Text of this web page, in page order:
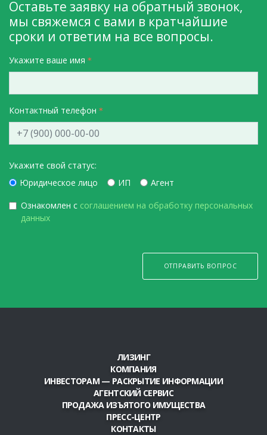
Оставьте заявку на обратный звонок,
мы свяжемся с вами в кратчайшие
сроки и ответим на все вопросы.
Укажите ваше имя
Контактный телефон
Укажите свой статус:
Юридическое лицо
ИП
Агент
Ознакомлен с соглашением на обработку персональных
данных
ОТПРАВИТЬ ВОПРОС
ЛИЗИНГ
КОМПАНИЯ
ИНВЕСТОРАМ — РАСКРЫТИЕ ИНФОРМАЦИИ
АГЕНТСКИЙ СЕРВИС
ПРОДАЖА ИЗЪЯТОГО ИМУЩЕСТВА
ПРЕСС-ЦЕНТР
КОНТАКТЫ